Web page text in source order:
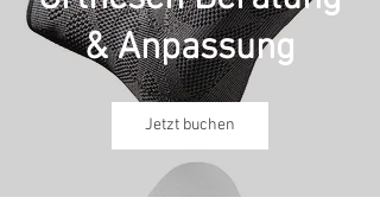
& Anpassung
Jetzt buchen